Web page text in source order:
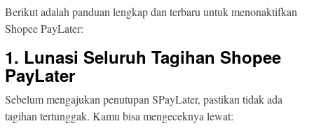
Berikut adalah panduan lengkap dan terbaru untuk menonaktifkan
Shopee PayLater:
1. Lunasi Seluruh Tagihan Shopee
PayLater
Sebelum mengajukan penutupan SPayLater, pastikan tidak ada
tagihan tertunggak. Kamu bisa mengeceknya lewat: